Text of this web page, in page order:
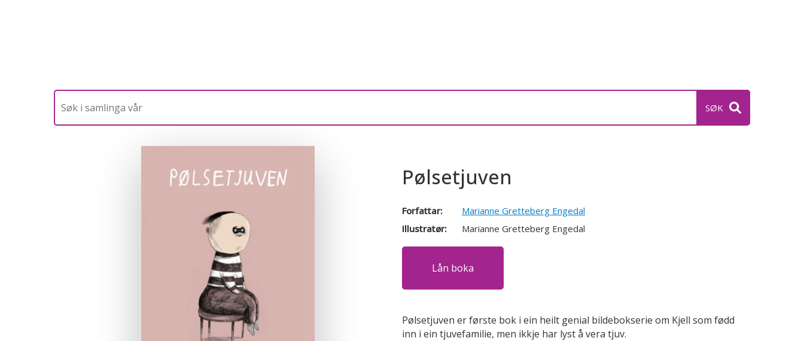
Pølsetjuven
Forfattar:
Marianne Gretteberg Engedal
Illustratør:
Marianne Gretteberg Engedal
Lån boka
Pølsetjuven er første bok i ein heilt genial bildebokserie om Kjell som fødd
inn i ein tjuvefamilie, men ikkje har lyst å vera tjuv.